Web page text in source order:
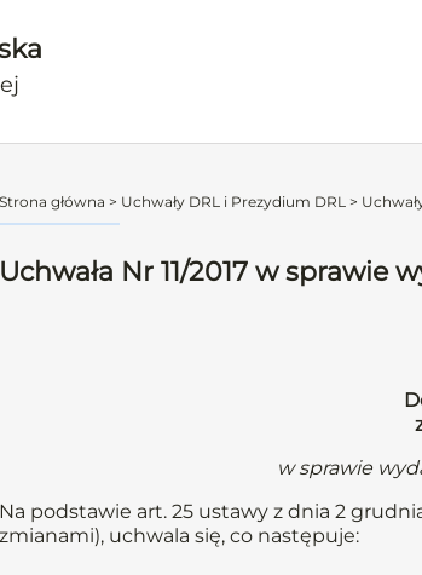
Strona główna > Uchwały DRL i Prezydium DRL >
Uchwała Nr 11/2017 w
w sprawie
Na podstawie art. 25 ustawy z dnia 2
zmianami), uchwala się, co następuje: